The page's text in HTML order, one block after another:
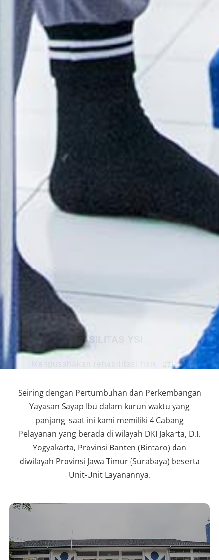
FASILITAS YSI
Mengusahakan rehabilitasi fisik, psikis,
pada panti-panti yang berada di cabang-
cabang kami.
Seiring dengan Pertumbuhan dan Perkembangan
Yayasan Sayap Ibu dalam kurun waktu yang
panjang, saat ini kami memiliki 4 Cabang
Pelayanan yang berada di wilayah DKI Jakarta, D.I.
Yogyakarta, Provinsi Banten (Bintaro) dan
diwilayah Provinsi Jawa Timur (Surabaya) beserta
Unit-Unit Layanannya.